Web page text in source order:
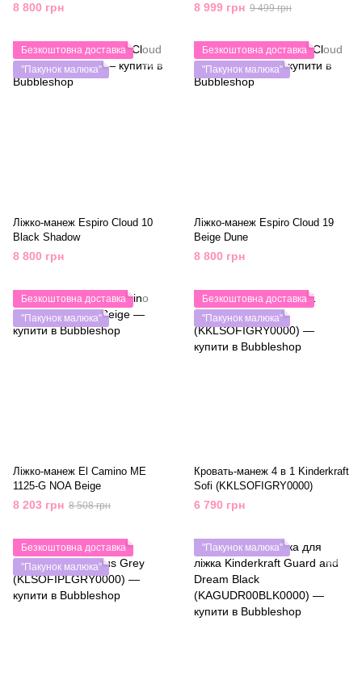
8 800 грн 8 999 грн 9 499 грн
Безкоштовна доставка
"Пакунок малюка"
Ліжко-манеж Espiro Cloud 10
Black Shadow
8 800 грн
Безкоштовна доставка
"Пакунок малюка"
Ліжко-манеж Espiro Cloud 19
Beige Dune
8 800 грн
Безкоштовна доставка
"Пакунок малюка"
Ліжко-манеж El Camino ME
1125-G NOA Beige
8 203 грн 8 508 грн
Безкоштовна доставка
"Пакунок малюка"
Кровать-манеж 4 в 1 Kinderkraft
Sofi (KKLSOFIGRY0000)
6 790 грн
Безкоштовна доставка
"Пакунок малюка"
"Пакунок малюка"